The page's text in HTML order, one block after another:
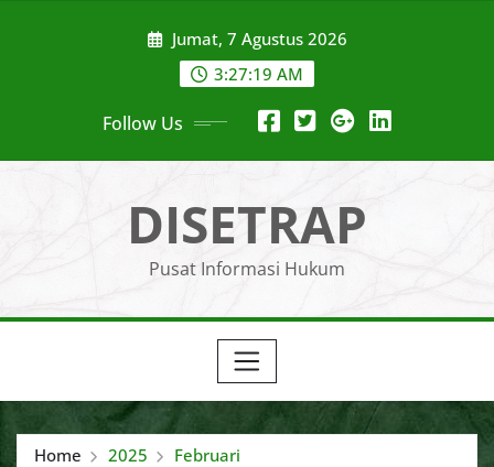
Jumat, 7 Agustus 2026
3:27:19 AM
Follow Us
DISETRAP
Pusat Informasi Hukum
Home 2025 Februari